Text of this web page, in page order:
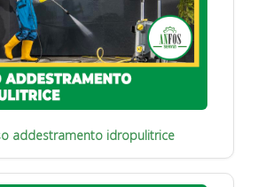
addestramento idropulitrice